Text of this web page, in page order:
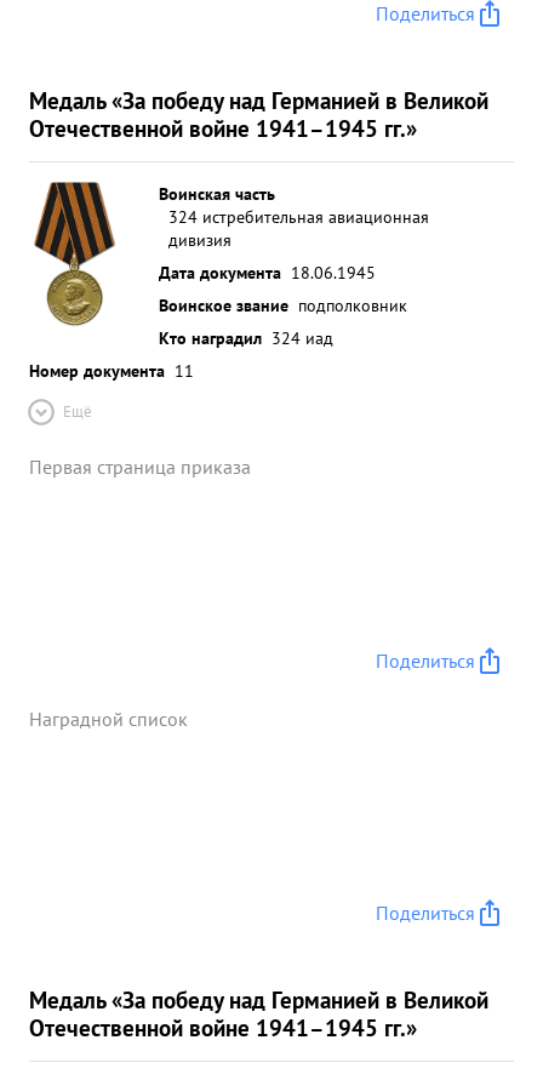
Поделиться
Медаль «За победу над Германией в Великой
Отечественной войне 1941–1945 гг.»
Воинская часть
324 истребительная авиационная
дивизия
Дата документа 18.06.1945
Воинское звание подполковник
Кто наградил 324 иад
Номер документа 11
Ещё
Первая страница приказа
Поделиться
Наградной список
Поделиться
Медаль «За победу над Германией в Великой
Отечественной войне 1941–1945 гг.»